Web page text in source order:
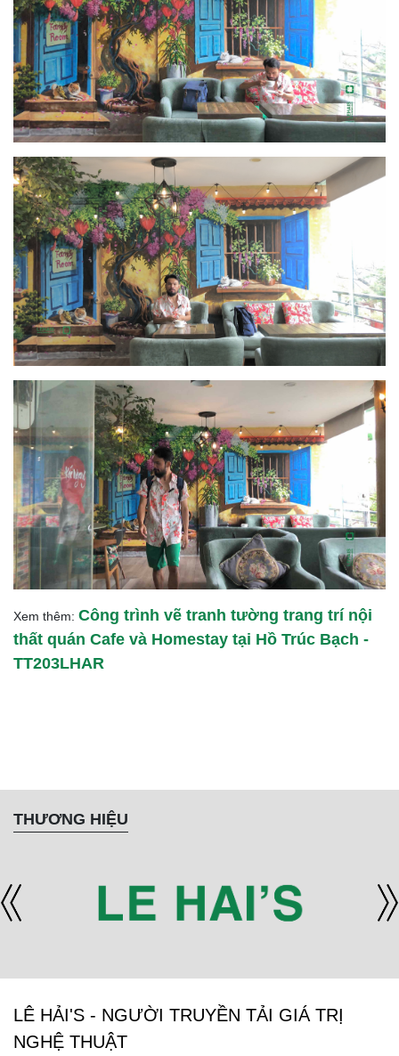
Xem thêm: Công trình vẽ tranh tường trang trí nội
thất quán Cafe và Homestay tại Hồ Trúc Bạch -
TT203LHAR
THƯƠNG HIỆU
LÊ HẢI'S - NGƯỜI TRUYỀN TẢI GIÁ TRỊ
NGHỆ THUẬT